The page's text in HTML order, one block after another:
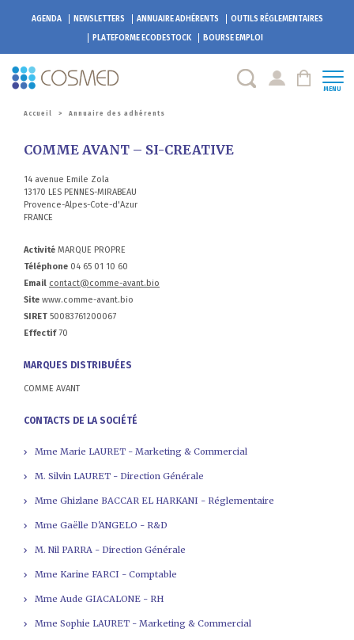
AGENDA NEWSLETTERS ANNUAIRE ADHÉRENTS
OUTILS RÉGLEMENTAIRES
PLATEFORMEECODESTOCK BOURSE EMPLOI
MENU
Accueil > Annuaire des adhérents
COMME AVANT – SI-CREATIVE
14 avenue Emile Zola
13170 LES PENNES-MIRABEAU
Provence-Alpes-Cote-d'Azur
FRANCE
Activité MARQUE PROPRE
Téléphone 04 65 01 10 60
Email contact@comme-avant.bio
Site www.comme-avant.bio
SIRET 50083761200067
Effectif70
MARQUES DISTRIBUÉES
COMME AVANT
CONTACTS DE LA SOCIÉTÉ
Mme Marie LAURET - Marketing & Commercial
M. Silvin LAURET - Direction Générale
Mme Ghizlane BACCAR EL HARKANI - Réglementaire
Mme Gaëlle D'ANGELO - R&D
M. Nil PARRA - Direction Générale
Mme Karine FARCI - Comptable
Mme Aude GIACALONE - RH
Mme Sophie LAURET - Marketing & Commercial